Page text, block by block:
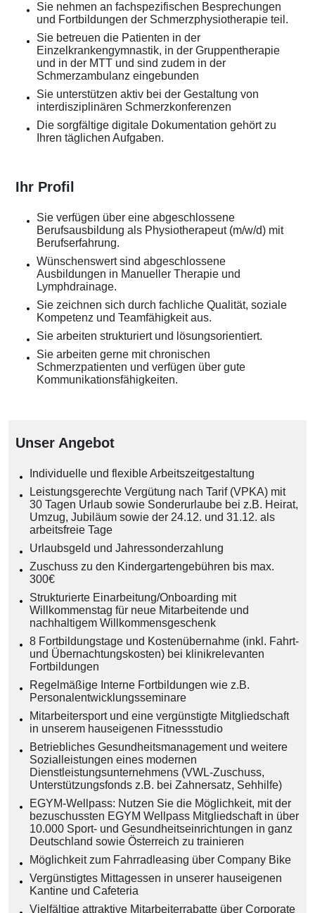
Sie nehmen an fachspezifischen Besprechungen
und Fortbildungen der Schmerzphysiotherapie teil.
Sie betreuen die Patienten in der
Einzelkrankengymnastik, in der Gruppentherapie
und in der MTT und sind zudem in der
Schmerzambulanz eingebunden
Sie unterstützen aktiv bei der Gestaltung von
interdisziplinären Schmerzkonferenzen
Die sorgfältige digitale Dokumentation gehört zu
Ihren täglichen Aufgaben.
Ihr Profil
Sie verfügen über eine abgeschlossene
Berufsausbildung als Physiotherapeut (m/w/d) mit
Berufserfahrung.
Wünschenswert sind abgeschlossene
Ausbildungen in Manueller Therapie und
Lymphdrainage.
Sie zeichnen sich durch fachliche Qualität, soziale
Kompetenz und Teamfähigkeit aus.
Sie arbeiten strukturiert und lösungsorientiert.
Sie arbeiten gerne mit chronischen
Schmerzpatienten und verfügen über gute
Kommunikationsfähigkeiten.
Unser Angebot
Individuelle und flexible Arbeitszeitgestaltung
Leistungsgerechte Vergütung nach Tarif (VPKA) mit
30 Tagen Urlaub sowie Sonderurlaube bei z.B. Heirat,
Umzug, Jubiläum sowie der 24.12. und 31.12. als
arbeitsfreie Tage
Urlaubsgeld und Jahressonderzahlung
Zuschuss zu den Kindergartengebühren bis max.
300€
Strukturierte Einarbeitung/Onboarding mit
Willkommenstag für neue Mitarbeitende und
nachhaltigem Willkommensgeschenk
8 Fortbildungstage und Kostenübernahme (inkl. Fahrt-
und Übernachtungskosten) bei klinikrelevanten
Fortbildungen
Regelmäßige Interne Fortbildungen wie z.B.
Personalentwicklungsseminare
Mitarbeitersport und eine vergünstigte Mitgliedschaft
in unserem hauseigenen Fitnessstudio
Betriebliches Gesundheitsmanagement und weitere
Sozialleistungen eines modernen
Dienstleistungsunternehmens (VWL-Zuschuss,
Unterstützungsfonds z.B. bei Zahnersatz, Sehhilfe)
EGYM-Wellpass: Nutzen Sie die Möglichkeit, mit der
bezuschussten EGYM Wellpass Mitgliedschaft in über
10.000 Sport- und Gesundheitseinrichtungen in ganz
Deutschland sowie Österreich zu trainieren
Möglichkeit zum Fahrradleasing über Company Bike
Vergünstigtes Mittagessen in unserer hauseigenen
Kantine und Cafeteria
Vielfältige attraktive Mitarbeiterrabatte über Corporate